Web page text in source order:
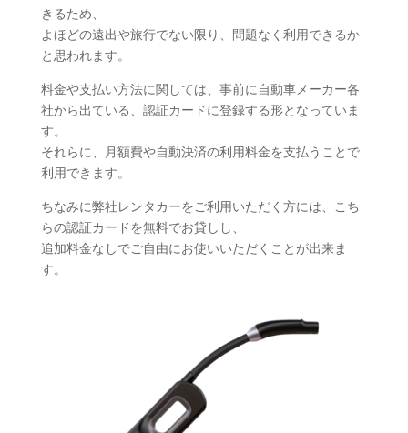
きるため、
よほどの遠出や旅行でない限り、問題なく利用できるか
と思われます。
料金や支払い方法に関しては、事前に自動車メーカー各
社から出ている、認証カードに登録する形となっていま
す。
それらに、月額費や自動決済の利用料金を支払うことで
利用できます。
ちなみに弊社レンタカーをご利用いただく方には、こち
らの認証カードを無料でお貸しし、
追加料金なしでご自由にお使いいただくことが出来ま
す。